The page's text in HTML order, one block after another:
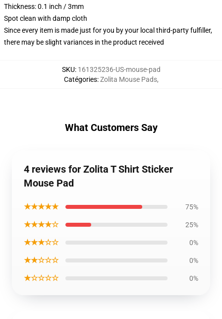
Thickness: 0.1 inch / 3mm
Spot clean with damp cloth
Since every item is made just for you by your local third-party fulfiller,
there may be slight variances in the product received
SKU: 161325236-US-mouse-pad
Catégories:Zolita Mouse Pads,
What Customers Say
4 reviews for Zolita T Shirt Sticker
Mouse Pad
★★★★★ 75%
★★★★☆ 25%
★★★☆☆ 0%
★★☆☆☆ 0%
★☆☆☆☆ 0%